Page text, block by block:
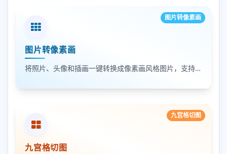
图片转像素画
图片转像素画
将照片、头像和插画一键转换成像素画风格图片，支持调节像素颗粒度、输出倍率和导出格式
九宫格切图
九宫格切图